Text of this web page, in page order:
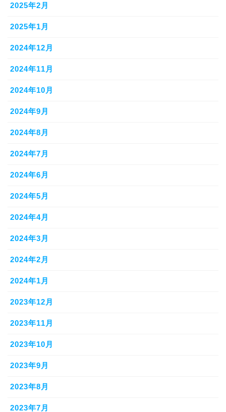
2025年2月
2025年1月
2024年12月
2024年11月
2024年10月
2024年9月
2024年8月
2024年7月
2024年6月
2024年5月
2024年4月
2024年3月
2024年2月
2024年1月
2023年12月
2023年11月
2023年10月
2023年9月
2023年8月
2023年7月